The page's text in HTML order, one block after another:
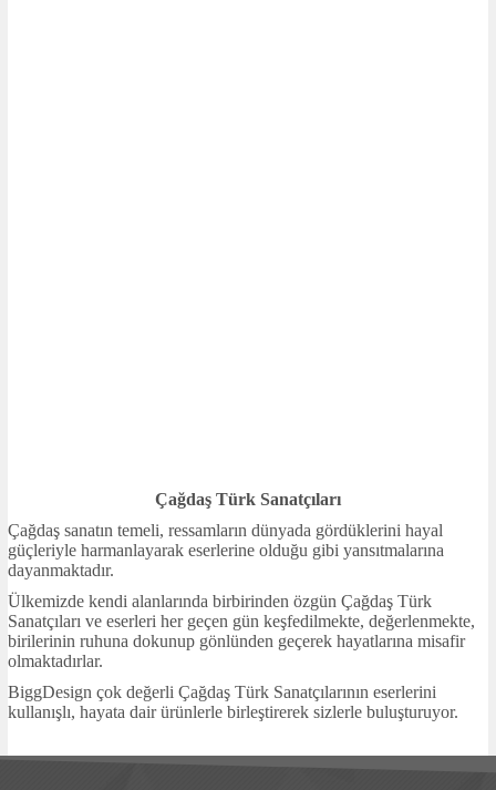
Çağdaş Türk Sanatçıları
Çağdaş sanatın temeli, ressamların dünyada gördüklerini hayal
güçleriyle harmanlayarak eserlerine olduğu gibi yansıtmalarına
dayanmaktadır.
Ülkemizde kendi alanlarında birbirinden özgün Çağdaş Türk
Sanatçıları ve eserleri her geçen gün keşfedilmekte, değerlenmekte,
birilerinin ruhuna dokunup gönlünden geçerek hayatlarına misafir
olmaktadırlar.
BiggDesign çok değerli Çağdaş Türk Sanatçılarının eserlerini
kullanışlı, hayata dair ürünlerle birleştirerek sizlerle buluşturuyor.